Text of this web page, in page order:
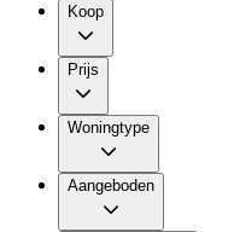
Koop
Prijs
Woningtype
Aangeboden